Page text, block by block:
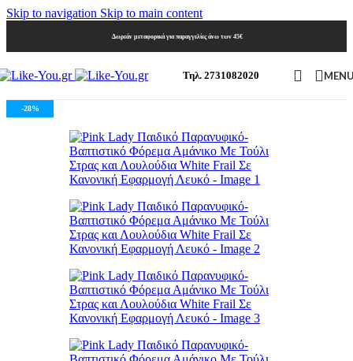
Skip to navigation Skip to main content
Δωρεάν μεταφορικά για παραγγελίες άνω των 45€
Τηλ. 2731082020
-28%